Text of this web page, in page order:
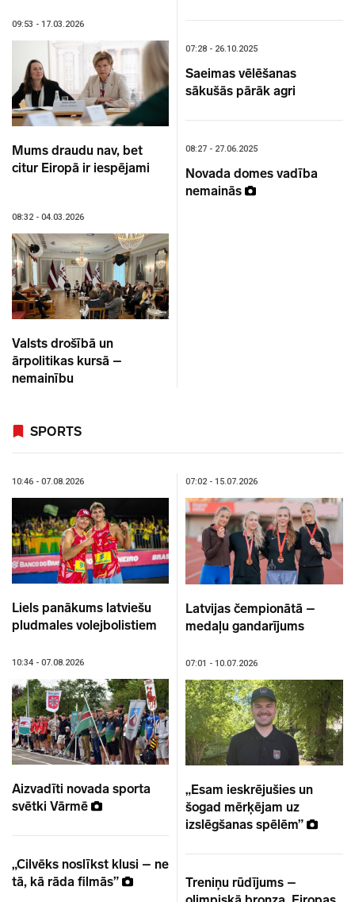
Mums draudu nav, bet
citur Eiropā ir iespējami
09:53 - 17.03.2026
Valsts drošībā un
ārpolitikas kursā –
nemainību
08:32 - 04.03.2026
07:28 - 26.10.2025
Saeimas vēlēšanas
sākušās pārāk agri
08:27 - 27.06.2025
Novada domes vadība
nemainās
SPORTS
Liels panākums latviešu
pludmales volejbolistiem
10:46 - 07.08.2026
Aizvadīti novada sporta
svētki Vārmē
10:34 - 07.08.2026
„Cilvēks noslīkst klusi – ne
tā, kā rāda filmās”
Latvijas čempionātā –
medaļu gandarījums
07:02 - 15.07.2026
„Esam ieskrējušies un
šogad mērķējam uz
izslēgšanas spēlēm”
07:01 - 10.07.2026
Treniņu rūdījums –